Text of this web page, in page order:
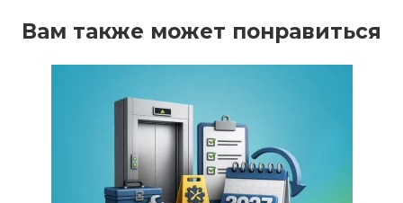
Вам также может понравиться